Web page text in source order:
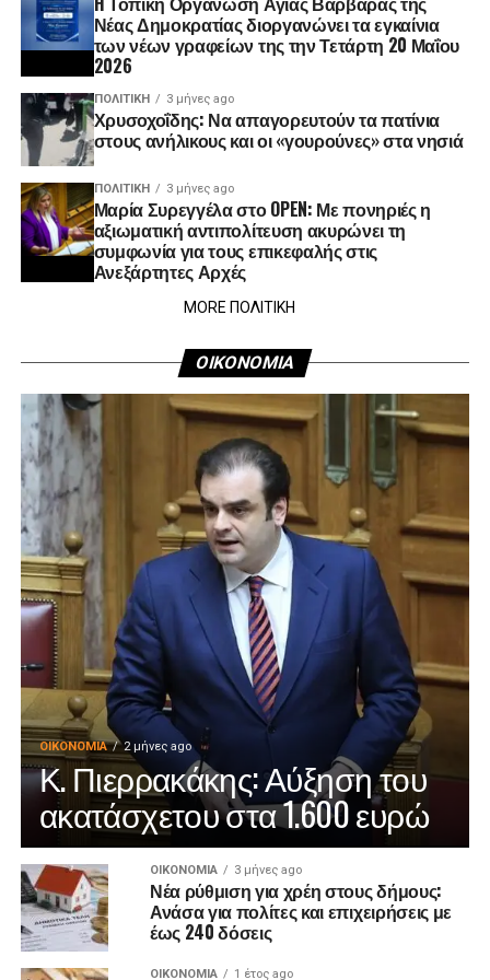
Νέας Δημοκρατίας διοργανώνει τα εγκαίνια
των νέων γραφείων της την Τετάρτη 20 Μαΐου
2026
ΠΟΛΙΤΙΚΉ 3 μήνες ago
Χρυσοχοΐδης: Να απαγορευτούν τα πατίνια
στους ανήλικους και οι «γουρούνες» στα νησιά
ΠΟΛΙΤΙΚΉ 3 μήνες ago
Μαρία Συρεγγέλα στο OPEN: Με πονηριές η
αξιωματική αντιπολίτευση ακυρώνει τη
συμφωνία για τους επικεφαλής στις
Ανεξάρτητες Αρχές
MORE ΠΟΛΙΤΙΚΗ
ΟΙΚΟΝΟΜΙΑ
ΟΙΚΟΝΟΜΊΑ 2 μήνες ago
Κ. Πιερρακάκης: Αύξηση του
ακατάσχετου στα 1.600 ευρώ
ΟΙΚΟΝΟΜΊΑ 3 μήνες ago
Νέα ρύθμιση για χρέη στους δήμους:
Ανάσα για πολίτες και επιχειρήσεις με
έως 240 δόσεις
ΟΙΚΟΝΟΜΊΑ 1 έτος ago